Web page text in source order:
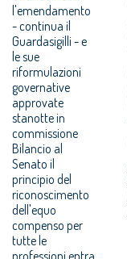
l'emendamento
- continua il
Guardasigilli - e
le sue
riformulazioni
governative
approvate
stanotte in
commissione
Bilancio al
Senato il
principio del
riconoscimento
dell'equo
compenso per
tutte le
professioni entra